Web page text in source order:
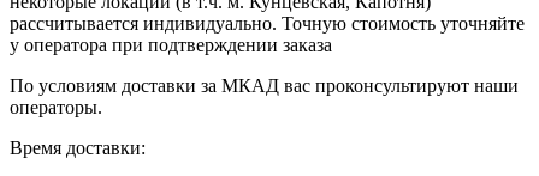
рассчитывается индивидуально. Точную стоимость уточняйте
у оператора при подтверждении заказа
По условиям доставки за МКАД вас проконсультируют наши
операторы.
Время доставки: